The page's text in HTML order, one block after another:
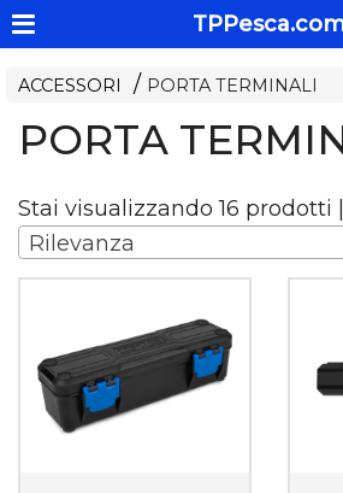
ACCESSORI PORTA TERMINALI
PORTA
Stai visualizzando 16 prodotti
Rilevanza